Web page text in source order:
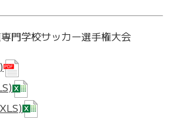
門学校サッカー選手権大会